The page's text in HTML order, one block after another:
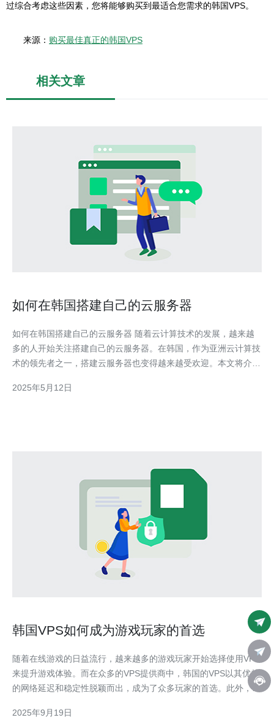
过综合考虑这些因素，您将能够购买到最适合您需求的韩国VPS。
来源： 购买最佳真正的韩国VPS
相关文章
如何在韩国搭建自己的云服务器
如何在韩国搭建自己的云服务器 随着云计算技术的发展，越来越
多的人开始关注搭建自己的云服务器。在韩国，作为亚洲云计算技
术的领先者之一，搭建云服务器也变得越来越受欢迎。本文将介绍
在搭建云服务器之前，首先需要选择一家合适的云服务器提供商。
2025年5月12日
韩国VPS如何成为游戏玩家的首选
随着在线游戏的日益流行，越来越多的游戏玩家开始选择使用VPS
来提升游戏体验。而在众多的VPS提供商中，韩国的VPS以其优越
的网络延迟和稳定性脱颖而出，成为了众多玩家的首选。此外，德
的理想选择。 网络延迟与游戏体验 在游戏的世界里，网络延迟是
2025年9月19日